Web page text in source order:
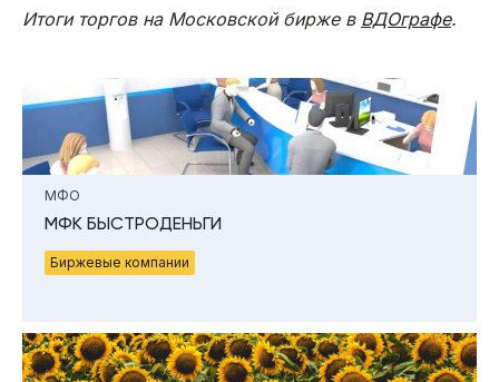
Итоги торгов на Московской бирже в ВДОграфе.
МФО
МФК БЫСТРОДЕНЬГИ
Биржевые компании